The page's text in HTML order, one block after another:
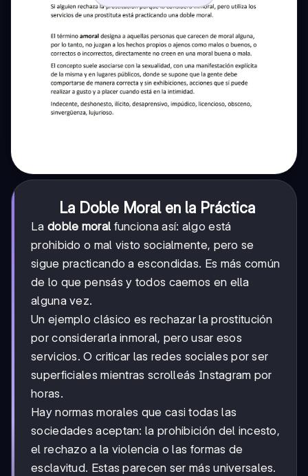
La Doble Moral en la Práctica
La doble moral funciona así: algo está
prohibido o mal visto socialmente, pero se
sigue practicando a escondidas. Es más común
de lo que pensás y todos caemos en ella
alguna vez.
Un ejemplo clásico es rechazar la prostitución
por considerarla inmoral, pero usar esos
servicios. O criticar las redes sociales por ser
superficiales mientras scrolleás Instagram por
horas.
Hay normas morales que casi todas las
sociedades aceptan: la prohibición del incesto,
el rechazo a la violencia o las formas de
esclavitud. Estas parecen ser más universales.